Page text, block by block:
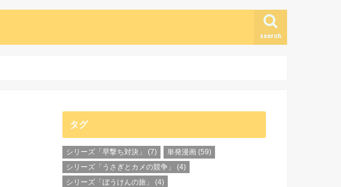
search
タグ
シリーズ「早撃ち対決」 (7) 単発漫画 (59)
シリーズ「うさぎとカメの競争」
(4)
シリーズ「ぼうけんの旅」
(4)